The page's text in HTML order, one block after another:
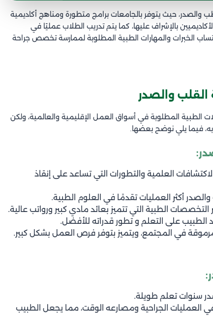
والصدر، حيث يتوفر بالجامعات برامج متطورة ومناهج أكاديمية
بالإشراف عليها، كما يتم تدريب الطلاب عمليًا في
الخبرات والمهارات الطبية المطلوبة لممارسة تخصص جراحة
والصدر
الطبية المطلوبة في أسواق العمل الإقليمية والعالمية، ولكن
فيما يلي نوضح بعضها.
العلمية والتطورات التي تساعد على إنقاذ
أكثر العمليات تقدمًا في العلوم الطبية.
الطبية التي تتميز بعائد مادي كبير ورواتب عالية.
على التعلم و تطور قدراته للأفضل.
في المجتمع، ويتميز بتوفر فرص العمل بشكل كبير.
سنوات تعلم طويلة.
العمليات الجراحية ومصارعه الوقت، مما يجعل الطبيب